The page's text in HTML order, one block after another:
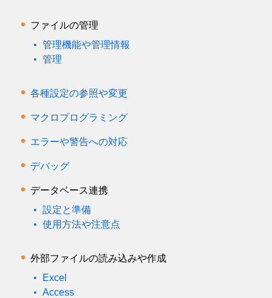
ファイルの管理
管理機能や管理情報
管理
各種設定の参照や変更
マクロプログラミング
エラーや警告への対応
デバッグ
データベース連携
設定と準備
使用方法や注意点
外部ファイルの読み込みや作成
Excel
Access